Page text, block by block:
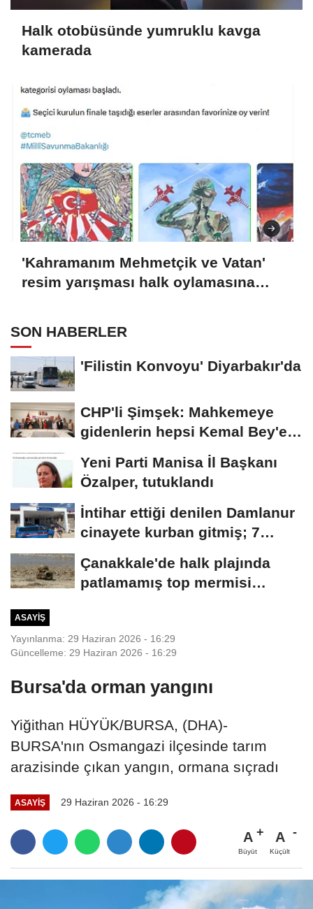
Halk otobüsünde yumruklu kavga
kamerada
'Kahramanım Mehmetçik ve Vatan'
resim yarışması halk oylamasına
SON HABERLER
'Filistin Konvoyu' Diyarbakır'da
CHP'li Şimşek: Mahkemeye
gidenlerin hepsi Kemal Bey'e
Yeni Parti Manisa İl Başkanı
Özalper, tutuklandı
İntihar ettiği denilen Damlanur
cinayete kurban gitmiş; 7
Çanakkale'de halk plajında
patlamamış top mermisi
ASAYIŞ
Yayınlanma: 29 Haziran 2026 - 16:29
Güncelleme: 29 Haziran 2026 - 16:29
Bursa'da orman yangını
Yiğithan HÜYÜK/BURSA, (DHA)-
BURSA'nın Osmangazi ilçesinde tarım
arazisinde çıkan yangın, ormana sıçradı
ASAYIŞ 29 Haziran 2026 - 16:29
A
Büyüt
A
Küçült